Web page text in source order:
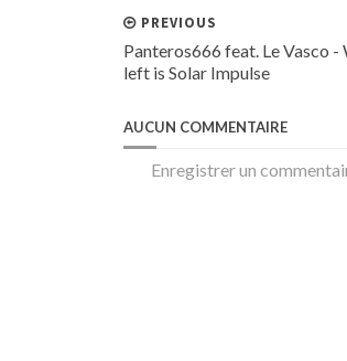
PREVIOUS
Panteros666 feat. Le Vasco -
left is Solar Impulse
AUCUN COMMENTAIRE
Enregistrer un